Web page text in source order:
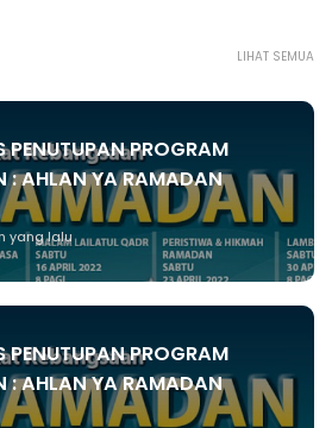
LIHAT SEMUA
PROGRAM
: AHLAN YA RAMADAN
yang lalu
PROGRAM
: AHLAN YA RAMADAN